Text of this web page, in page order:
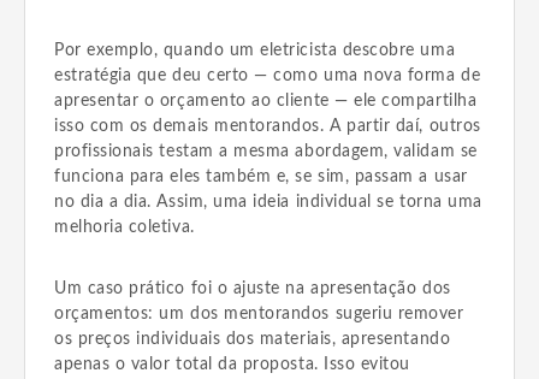
Por exemplo, quando um eletricista descobre uma
estratégia que deu certo — como uma nova forma de
apresentar o orçamento ao cliente — ele compartilha
isso com os demais mentorandos. A partir daí, outros
profissionais testam a mesma abordagem, validam se
funciona para eles também e, se sim, passam a usar
no dia a dia. Assim, uma ideia individual se torna uma
melhoria coletiva.
Um caso prático foi o ajuste na apresentação dos
orçamentos: um dos mentorandos sugeriu remover
os preços individuais dos materiais, apresentando
apenas o valor total da proposta. Isso evitou